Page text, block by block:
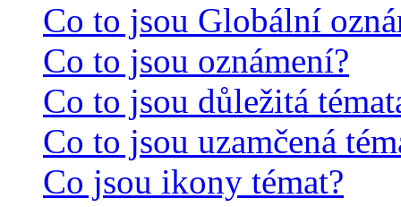
Co to jsou Globální
Co to jsou oznámení?
Co to jsou důležitá
Co to jsou uzamčená
Co jsou ikony témat?